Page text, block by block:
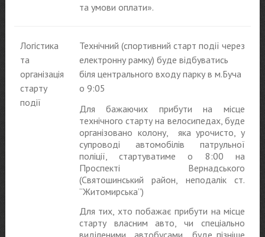
та умови оплати».
Логістика
та
організація
старту
події
Технічний (спортивний старт події через
електронну рамку) буде відбуватись
біля центрального входу парку в м.Буча
о 9:05
Для бажаючих прибути на місце
технічного старту на велосипедах, буде
організовано колону, яка урочисто, у
супроводі автомобілів патрульної
поліції, стартуватиме о 8:00 на
Проспекті Вернадського
(Святошинський район, неподалік ст.
“Житомирська”)
Для тих, хто побажає прибути на місце
старту власним авто, чи спеціально
виділеними автобусами , буде пізніше